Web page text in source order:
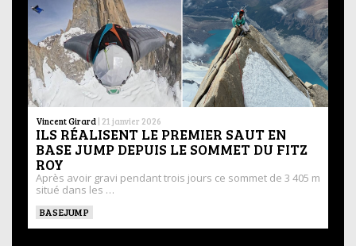
Vincent Girard | 21 janvier 2026
ILS RÉALISENT LE PREMIER SAUT EN
BASE JUMP DEPUIS LE SOMMET DU FITZ
ROY
Après avoir gravi pendant trois jours ce sommet de 3 405 m
situé dans les …
BASEJUMP